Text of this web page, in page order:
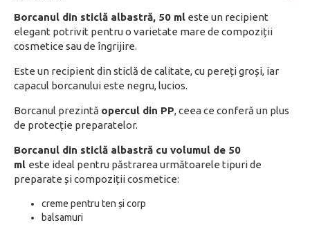
Borcanul din sticlă albastră, 50 ml este un recipient
elegant potrivit pentru o varietate mare de compoziții
cosmetice sau de îngrijire.
Este un recipient din sticlă de calitate, cu pereți groși, iar
capacul borcanului este negru, lucios.
Borcanul prezintă opercul din PP, ceea ce conferă un plus
de protecție preparatelor.
Borcanul din sticlă albastră cu volumul de 50
ml este ideal pentru păstrarea următoarele tipuri de
preparate și compoziții cosmetice:
creme pentru ten și corp
balsamuri